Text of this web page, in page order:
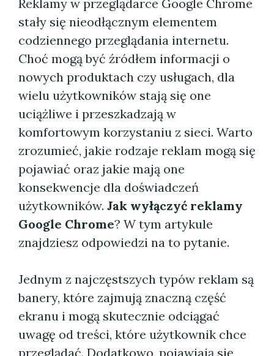
Reklamy w przeglądarce Google Chrome
stały się nieodłącznym elementem
codziennego przeglądania internetu.
Choć mogą być źródłem informacji o
nowych produktach czy usługach, dla
wielu użytkowników stają się one
uciążliwe i przeszkadzają w
komfortowym korzystaniu z sieci. Warto
zrozumieć, jakie rodzaje reklam mogą się
pojawiać oraz jakie mają one
konsekwencje dla doświadczeń
użytkowników. Jak wyłączyć reklamy
Google Chrome? W tym artykule
znajdziesz odpowiedzi na to pytanie.
Jednym z najczęstszych typów reklam są
banery, które zajmują znaczną część
ekranu i mogą skutecznie odciągać
uwagę od treści, które użytkownik chce
przeglądać. Dodatkowo, pojawiają się